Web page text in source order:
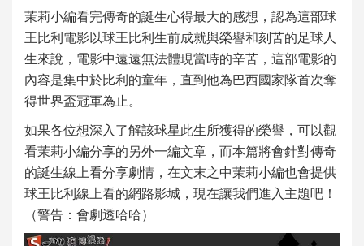
茉莉小編看完傳奇的誕生心得最大的感想，認為這部球
王比利電影以球王比利生前成就與榮譽和刻苦的足球人
生來說，電影中遠遠無法體現當時的辛苦，這部電影的
內容是集中於比利的童年，直到他為巴西國家隊首次奪
得世界盃冠軍為止。
如果各位想深入了解該球星此生所獲得的榮譽，可以觀
看茉莉小編分享的另外一編文章，而本篇將會針對傳奇
的誕生線上看分享劇情，在文末之中茉莉小編也會提供
球王比利線上看的網路影城，現在讓我們進入主題吧！
（警告：會劇透哈哈）